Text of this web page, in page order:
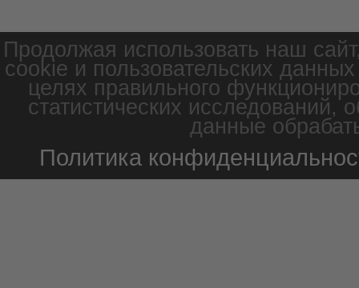
Продолжая использовать наш
cookie и пользовательских
целях правильного
статистических
данные
Политика